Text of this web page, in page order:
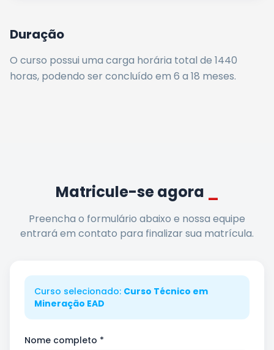
Duração
O curso possui uma carga horária total de 1440
horas, podendo ser concluído em 6 a 18 meses.
Matricule-se agora
Preencha o formulário abaixo e nossa equipe
entrará em contato para finalizar sua matrícula.
Curso selecionado: Curso Técnico em
Mineração EAD
Nome completo *